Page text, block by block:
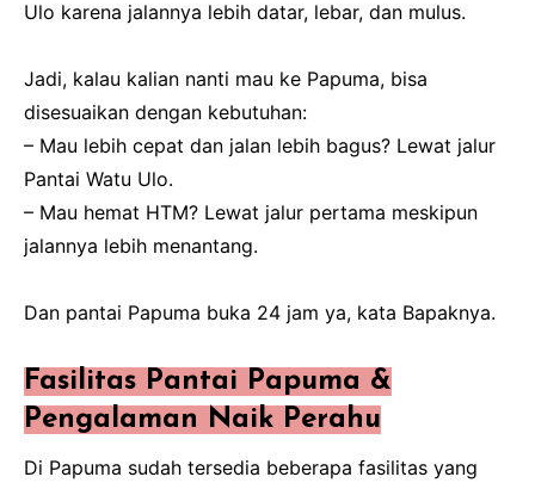
Ulo karena jalannya lebih datar, lebar, dan mulus.
Jadi, kalau kalian nanti mau ke Papuma, bisa
disesuaikan dengan kebutuhan:
– Mau lebih cepat dan jalan lebih bagus? Lewat jalur
Pantai Watu Ulo.
– Mau hemat HTM? Lewat jalur pertama meskipun
jalannya lebih menantang.
Dan pantai Papuma buka 24 jam ya, kata Bapaknya.
Fasilitas Pantai Papuma &
Pengalaman Naik Perahu
Di Papuma sudah tersedia beberapa fasilitas yang